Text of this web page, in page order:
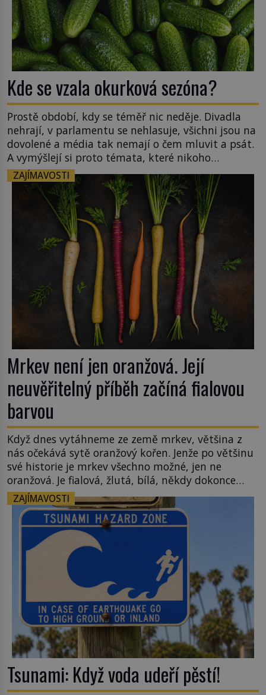
Kde se vzala okurková sezóna?
Prostě období, kdy se téměř nic neděje. Divadla
nehrají, v parlamentu se nehlasuje, všichni jsou na
dovolené a média tak nemají o čem mluvit a psát.
A vymýšlejí si proto témata, které nikoho
nezajímají. Proč je však ona letní doba spojovaná
zrovna s okurkami? Okurkovou sezónu známe už
od poloviny 19. století, ovšem jako Češi […]
ZAJÍMAVOSTI
Mrkev není jen oranžová. Její
neuvěřitelný příběh začíná fialovou
barvou
Když dnes vytáhneme ze země mrkev, většina z
nás očekává sytě oranžový kořen. Jenže po většinu
své historie je mrkev všechno možné, jen ne
oranžová. Je fialová, žlutá, bílá, někdy dokonce
téměř černá. Až díky stovkám let pečlivého
šlechtění se z ní stává zelenina, bez které si českou
zahradu ani nedokážeme představit. Její příběh je
ZAJÍMAVOSTI
Tsunami: Když voda udeří pěstí!